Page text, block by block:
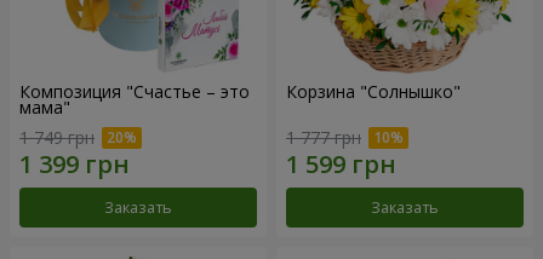
Композиция "Счастье – это
мама"
1 749 грн
Заказать
Корзина "Солнышко"
1 777 грн
Заказать